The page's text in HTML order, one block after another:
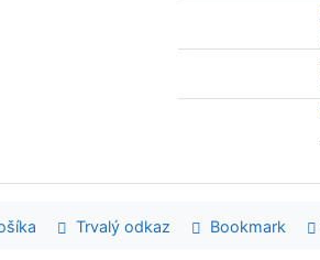
Trvalý odkaz Bookmark